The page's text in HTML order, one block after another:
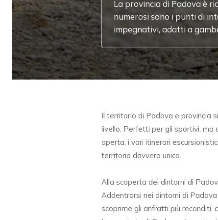
La provincia di Padova è
numerosi sono i punti di
impegnativi, adatti a
Il territorio di Padova e provincia
livello. Perfetti per gli sportivi, ma
aperta, i vari itinerari
territorio davvero unico.
Alla scoperta dei dintorni di
Addentrarsi nei dintorni di
scoprirne gli anfratti più reconditi,